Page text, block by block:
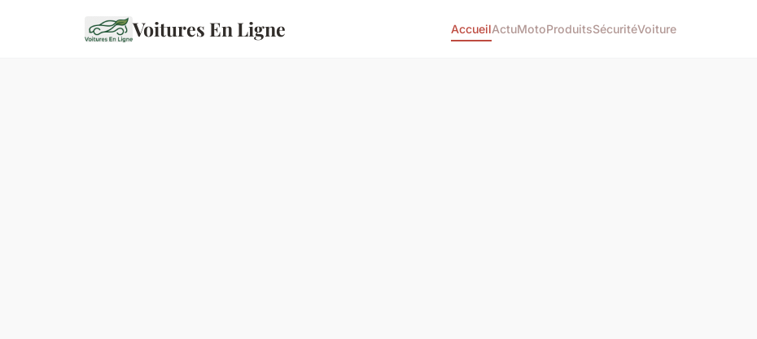
Voitures En Ligne AccueilActuMotoProduitsSécuritéVoiture